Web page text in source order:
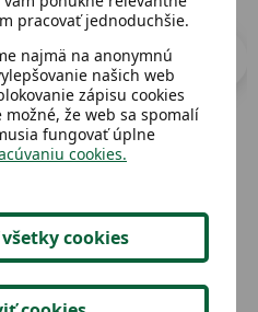
prúžkami
pracovať jednoduchšie.
najmä na anonymnú
našich web
zápisu cookies
že web sa spomalí
fungovať úplne
cookies.
cookies